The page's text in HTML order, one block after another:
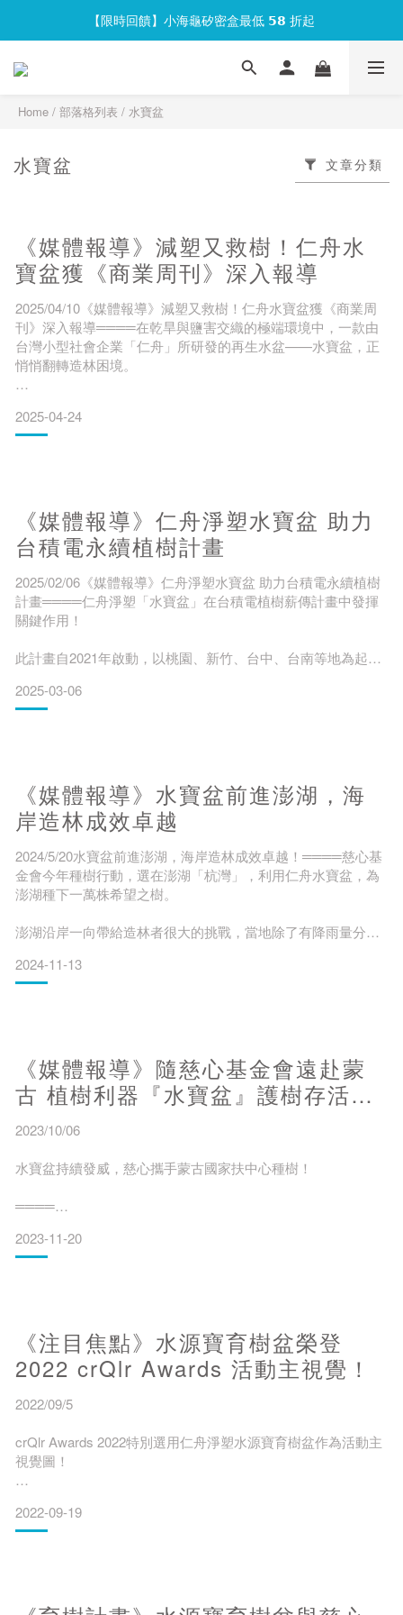
官網會員首次下單現折 $𝟏𝟎𝟎 元❕
【限時回饋】小海龜矽密盒最低 𝟱𝟴 折起
官網會員首次下單現折 $𝟏𝟎𝟎 元❕
Home / 部落格列表 / 水寶盆
水寶盆 文章分類
《媒體報導》減塑又救樹！仁舟水
寶盆獲《商業周刊》深入報導
2025/04/10《媒體報導》減塑又救樹！仁舟水寶盆獲《商業周
刊》深入報導════在乾旱與鹽害交織的極端環境中，一款由
台灣小型社會企業「仁舟」所研發的再生水盆——水寶盆，正
悄悄翻轉造林困境。
如何成功在澎湖、金門甚至遠至蒙古戈壁，讓原本幾乎不可能
的植樹任務逐步實現。 報導指出，過去在澎湖造林，種下100
2025-04-24
《媒體報導》仁舟淨塑水寶盆 助力
台積電永續植樹計畫
2025/02/06《媒體報導》仁舟淨塑水寶盆 助力台積電永續植樹
計畫════仁舟淨塑「水寶盆」在台積電植樹薪傳計畫中發揮
關鍵作用！
此計畫自2021年啟動，以桃園、新竹、台中、台南等地為起
植技術，提高樹木存活率。 水寶盆 作為智慧型節水種植工具，
在植樹計畫中發揮了重要功能。它能夠有效儲水、減少蒸發、
2025-03-06
《媒體報導》水寶盆前進澎湖，海
岸造林成效卓越
2024/5/20水寶盆前進澎湖，海岸造林成效卓越！════慈心基
金會今年種樹行動，選在澎湖「杭灣」，利用仁舟水寶盆，為
澎湖種下一萬株希望之樹。
澎湖沿岸一向帶給造林者很大的挑戰，當地除了有降雨量分布
問題，造成澎湖海岸樹稀林少的問題。 🌳水寶盆與樹木共生共
榮，存活率高達90%，有效為大地降溫🌳 🔸水寶盆凹槽可蓄
🔸水寶盆特殊材質與構造，最後可以完全分解
2024-11-13
《媒體報導》隨慈心基金會遠赴蒙
古 植樹利器『水寶盆』護樹存活率
高達85%，成效卓越！
2023/10/06
水寶盆持續發威，慈心攜手蒙古國家扶中心種樹！
════
2022年6月，慈心有機農業發展基金會首度前進蒙古大漠之
地，種下1,400棵在地原生樹苗，向慈心為地球種下十億棵樹的
今年5月，透由臺灣駐蒙古代表處的引薦，臺灣慈心基金會、蒙
古自然無限基金會與臺灣家扶基金會蒙古家扶中心合作，為蒙
古家扶中心的扶助家庭及家扶村，總計提供500個水寶盆，在扶
新契
2023-11-20
《注目焦點》水源寶育樹盆榮登
2022 crQlr Awards 活動主視覺！
2022/09/5
crQlr Awards 2022特別選用仁舟淨塑水源寶育樹盆作為活動主
視覺圖！
來自日本的國際獎項『crQlr Awards 2022』徵獎活動於9月初
2022-09-19